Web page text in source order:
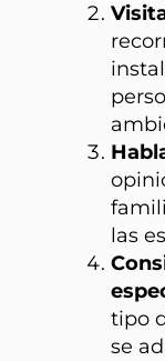
las
tipo
se